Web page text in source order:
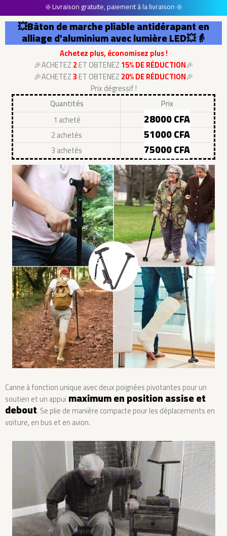
❇️ Livraison gratuite, paiement à la livraison ❇️
💥Bâton de marche pliable antidérapant en
alliage d'aluminium avec lumière LED💥👵
Achetez plus, économisez plus !
🎉ACHETEZ2ET OBTENEZ15% DE RÉDUCTION🎉
🎉ACHETEZ3ET OBTENEZ20% DE RÉDUCTION🎉
Prix dégressif !
Quantités
Prix
1 acheté
28000 CFA
2 achetés 51000 CFA
3 achetés 75000 CFA
Canne à fonction unique avec deux poignées pivotantes pour un
soutien et un appui maximum en position assise et
debout. Se plie de manière compacte pour les déplacements en
voiture, en bus et en avion.